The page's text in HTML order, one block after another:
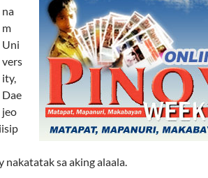
na
m
Uni
vers
ity,
Dae
jeo
nakatatak sa aking alaala.